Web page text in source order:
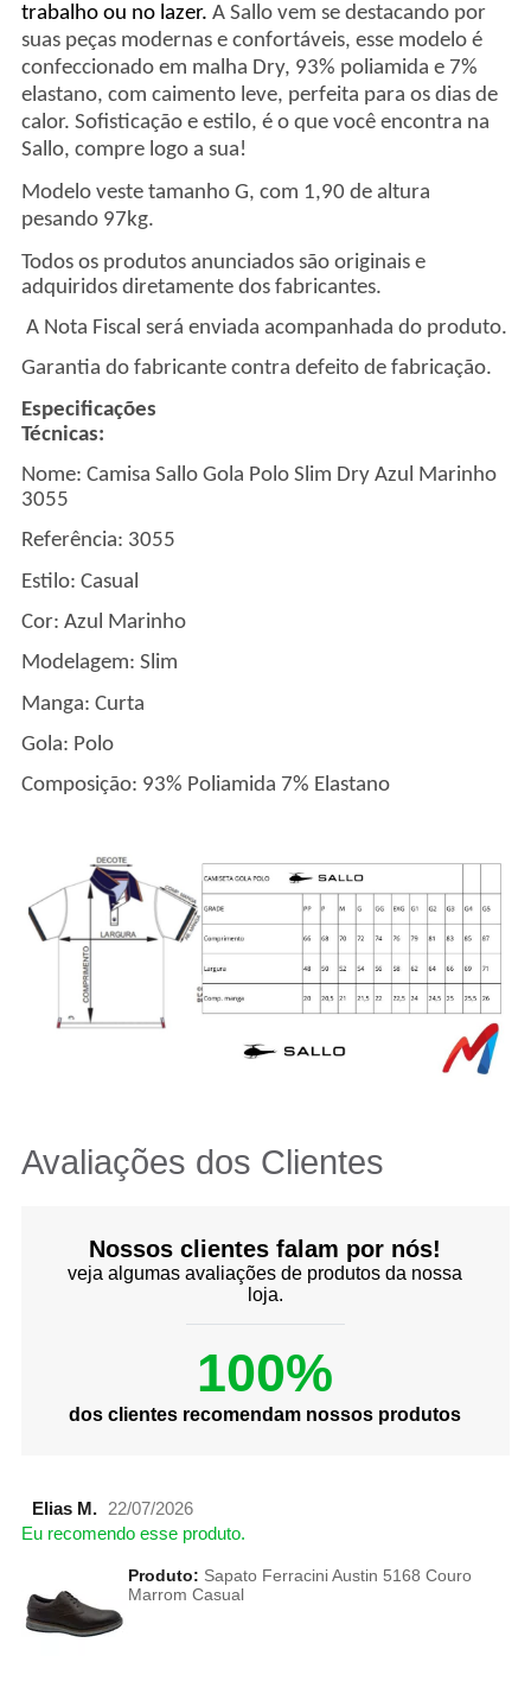
trabalho ou no lazer. A Sallo vem se destacando por
suas peças modernas e confortáveis, esse modelo é
confeccionado em malha Dry, 93% poliamida e 7%
elastano, com caimento leve, perfeita para os dias de
calor. Sofisticação e estilo, é o que você encontra na
Sallo, compre logo a sua!
Modelo veste tamanho G, com 1,90 de altura
pesando 97kg.
Todos os produtos anunciados são originais e
adquiridos diretamente dos fabricantes.
A Nota Fiscal será enviada acompanhada do produto.
Garantia do fabricante contra defeito de fabricação.
Especificações
Nome: Camisa Sallo Gola Polo Slim Dry Azul Marinho
3055
Referência: 3055
Estilo: Casual
Cor: Azul Marinho
Modelagem: Slim
Manga: Curta
Gola: Polo
Composição: 93% Poliamida 7% Elastano
Avaliações dos Clientes
Nossos clientes falam por nós!
veja algumas avaliações de produtos da nossa
loja.
100%
dos clientes recomendam nossos produtos
Elias M.
22/07/2026
Eu recomendo esse produto.
Produto: Sapato Ferracini Austin 5168 Couro
Marrom Casual